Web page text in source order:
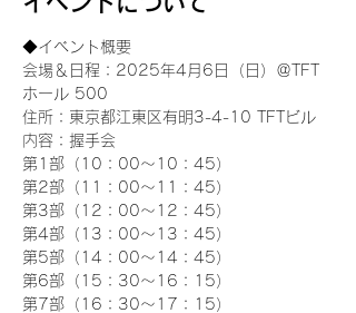
◆イベント概要
会場＆日程：2025年4月6日（日）＠TFT
ホール 500
住所：東京都江東区有明3-4-10 TFTビル
内容：握手会
第1部（10：00～10：45）
第2部（11：00～11：45）
第3部（12：00～12：45）
第4部（13：00～13：45）
第5部（14：00～14：45）
第6部（15：30～16：15）
第7部（16：30～17：15）